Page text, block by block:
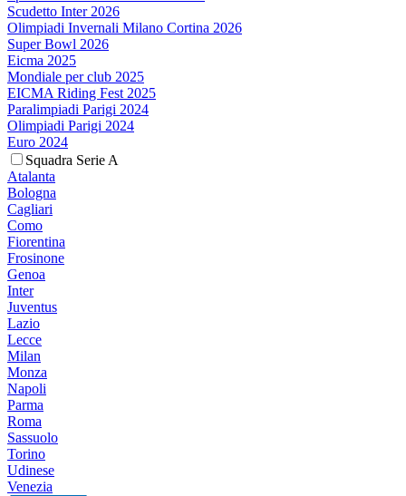
Scudetto Inter 2026
Olimpiadi Invernali Milano Cortina 2026
Super Bowl 2026
Eicma 2025
Mondiale per club 2025
EICMA Riding Fest 2025
Paralimpiadi Parigi 2024
Olimpiadi Parigi 2024
Euro 2024
Squadra Serie A
Atalanta
Bologna
Cagliari
Como
Fiorentina
Frosinone
Genoa
Inter
Juventus
Lazio
Lecce
Milan
Monza
Napoli
Parma
Roma
Sassuolo
Torino
Udinese
Venezia